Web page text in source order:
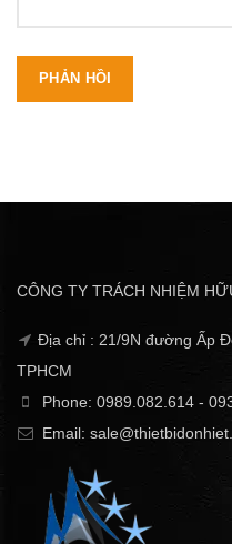
CÔNG TY TRÁCH NHIỆM
Địa chỉ : 21/9N đường Ấp
TPHCM
Phone: 0989.082.614 -
Email: